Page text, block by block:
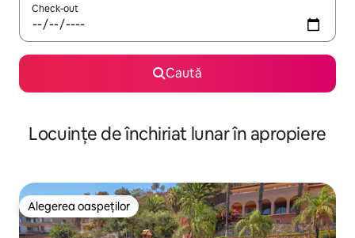
Check-out
Caută
Locuințe de închiriat lunar în apropiere
Alegerea oaspeților
Alegerea oaspeților